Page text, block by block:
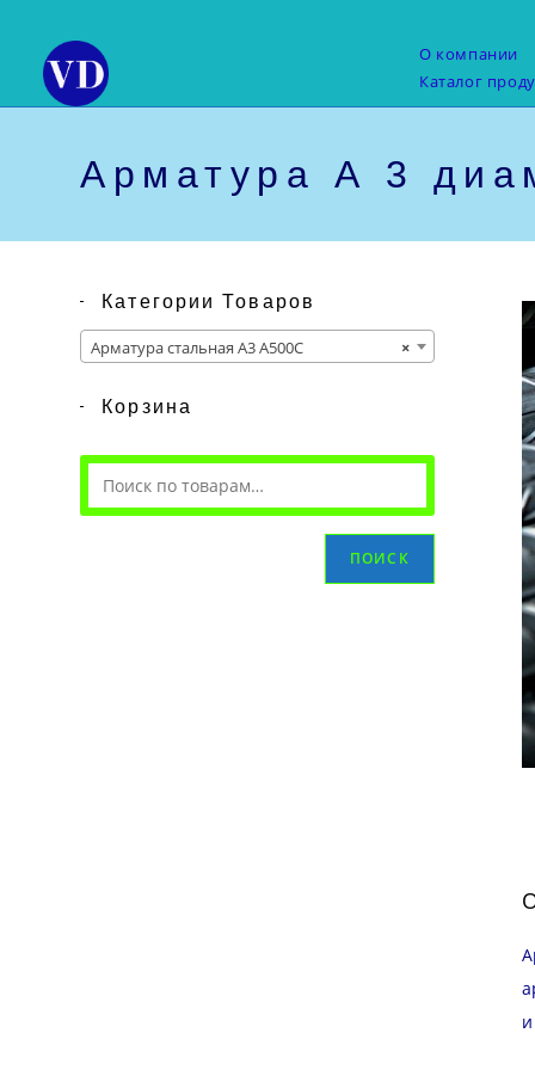
содержимому
О компании
Каталог
Арматура А 3
и
Категории Товаров
×
Арматура стальная А3 А500С
Корзина
ПОИСК